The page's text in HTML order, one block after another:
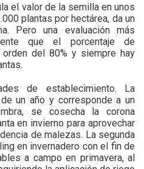
el valor de la semilla en unos
plantas por hectárea, da un
Pero una evaluación más
que el porcentaje de
del 80% y siempre hay
de establecimiento. La
un año y corresponde a un
se cosecha la corona
en invierno para aprovechar
de malezas. La segunda
en invernadero con el fin de
a campo en primavera, al